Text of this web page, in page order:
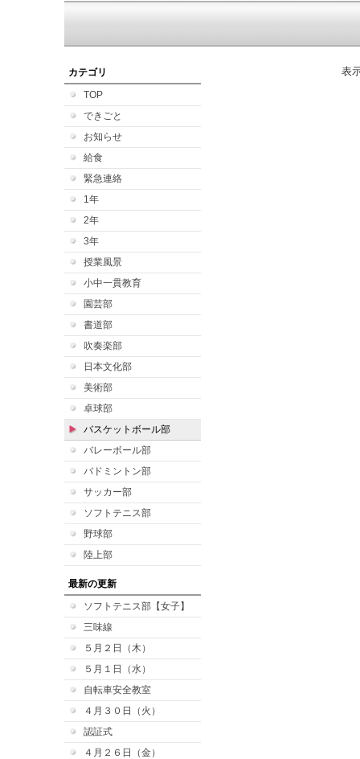
カテゴリ
TOP
できごと
お知らせ
給食
緊急連絡
1年
2年
3年
授業風景
小中一貫教育
園芸部
書道部
吹奏楽部
日本文化部
美術部
卓球部
バスケットボール部
バレーボール部
バドミントン部
サッカー部
ソフトテニス部
野球部
陸上部
最新の更新
ソフトテニス部【女子】
三味線
５月２日（木）
５月１日（水）
自転車安全教室
４月３０日（火）
認証式
４月２６日（金）
表